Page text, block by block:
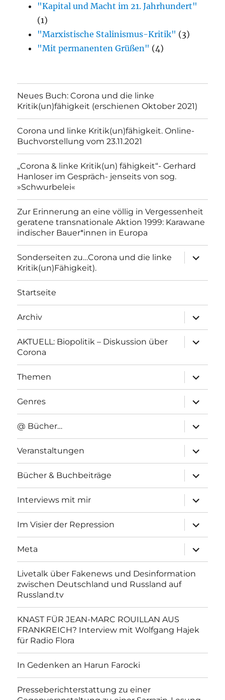
"Kapital und Macht im 21. Jahrhundert"
(1)
"Marxistische Stalinismus-Kritik" (3)
"Mit permanenten Grüßen" (4)
Neues Buch: Corona und die linke
Kritik(un)fähigkeit (erschienen Oktober 2021)
Corona und linke Kritik(un)fähigkeit. Online-
Buchvorstellung vom 23.11.2021
„Corona & linke Kritik(un) fähigkeit“- Gerhard
Hanloser im Gespräch- jenseits von sog.
»Schwurbelei«
Zur Erinnerung an eine völlig in Vergessenheit
geratene transnationale Aktion 1999: Karawane
indischer Bauer*innen in Europa
Sonderseiten zu…Corona und die linke
Kritik(un)Fähigkeit).
anzeigen
Startseite
Archiv
anzeigen
AKTUELL: Biopolitik – Diskussion über
Corona
anzeigen
Themen
anzeigen
Genres
anzeigen
@ Bücher…
anzeigen
Veranstaltungen
anzeigen
Bücher & Buchbeiträge
anzeigen
Interviews mit mir
anzeigen
Im Visier der Repression
anzeigen
Meta
anzeigen
Livetalk über Fakenews und Desinformation
zwischen Deutschland und Russland auf
Russland.tv
KNAST FÜR JEAN-MARC ROUILLAN AUS
FRANKREICH? Interview mit Wolfgang Hajek
für Radio Flora
In Gedenken an Harun Farocki
Presseberichterstattung zu einer